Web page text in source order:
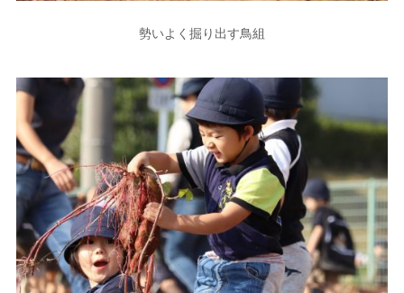
勢いよく掘り出す鳥組